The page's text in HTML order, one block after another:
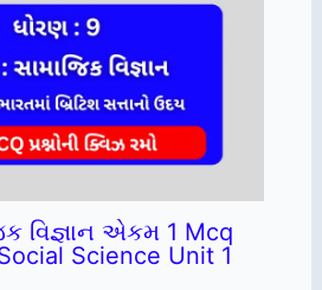
વિજ્ઞાન એકમ 1 Mcq
Science Unit 1